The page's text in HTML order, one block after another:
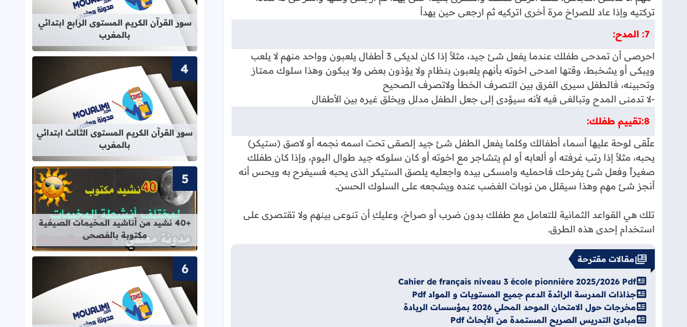
تركتيه وإذا عاد للصراخ مرة أخرى اتركيه ثم ارجعى حين يهدأ
7: المدح:
احرصى أن تمدحى طفلك عندما يفعل شئ جيد، مثلاً إذا كان لديكى 3 أطفال يلعبون وواحد منهم لا يلعب
ويبكى أو يشخبط، وقتها امدحى اخوته بأنهم يلعبون بنظام ولا يؤذون بعض ولا يبكون وهذا سلوك ممتاز
وتحبينه، فالطفل سيرى الفرق بين التصرف الخطأ ولاتصرف الصحيح
-لا تدمنى المدح وتبالغى فيه لأنه سيؤدى إلى جعل الطفل مدلل ويخلق غيره بين الأطفال
8:تقييم طفلك:
علّقى لوحة عليها أسماء أطفالك وكلما يفعل الطفل شئ جيد إلصقى تحت اسمه نجمه أو لاصق (ستيكر)
يحبه، مثلاً إذا رتب غرفته أو ألعابه أو لم يتشاجر مع اخوته أو كان سلوكه جيد طوال اليوم، وإذا كان طفلك
صغيراً وفعل شئ يفرحك فاحمليه وامسكى بيده واجعليه يلصق الستيكر الذى يحبه فسيفرح به ويحس أنه
أنجز شئ مهم وهذا سيقلل من نوبات الغضب عنده ويشجعه على السلوك الحسن.
تلك هي القواعد الثمانية للتعامل مع طفلك بدون ضرب أو صراخ، وعليكِ أن تنوعى بينهم ولا تقتصرى على
استخدام إحدى هذه الطرق.
مقالات مقترحة
Cahier de français niveau 3 école pionnière 2025/2026 Pdf
جذاذات المدرسة الرائدة الدعم جميع المستويات و المواد Pdf
مخرجات حول الامتحان الموحد المحلي 2026 بمؤسسات الريادة
مبادئ التدريس الصريح المستمدة من الأبحاث Pdf
قراءة المزيد عن سور القرآن الكريم
سور القرآن الكريم المستوى الرابع ابتدائي
بالمغرب
قراءة المزيد عن سور القرآن الكريم
سور القرآن الكريم المستوى الثالث ابتدائي
بالمغرب
قراءة المزيد عن +40 نشيد من أناشيد المخيمات الصيفية مكتوبة بالفصحى
+40 نشيد من أناشيد المخيمات الصيفية
مكتوبة بالفصحى
قراءة المزيد عن سور القرآن الكريم